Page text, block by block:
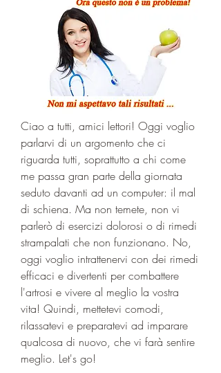
Ciao a tutti, amici lettori! Oggi voglio
parlarvi di un argomento che ci
riguarda tutti, soprattutto a chi come
me passa gran parte della giornata
seduto davanti ad un computer: il mal
di schiena. Ma non temete, non vi
parlerò di esercizi dolorosi o di rimedi
strampalati che non funzionano. No,
oggi voglio intrattenervi con dei rimedi
efficaci e divertenti per combattere
l'artrosi e vivere al meglio la vostra
vita! Quindi, mettetevi comodi,
rilassatevi e preparatevi ad imparare
qualcosa di nuovo, che vi farà sentire
meglio. Let's go!